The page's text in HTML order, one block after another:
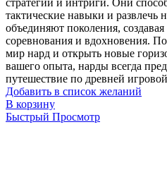
тактические навыки и развлечь
объединяют поколения,
соревнования и вдохновения.
мир нард и открыть новые
вашего опыта, нарды всегда
путешествие по древней
Добавить в список желаний
В корзину
Быстрый Просмотр